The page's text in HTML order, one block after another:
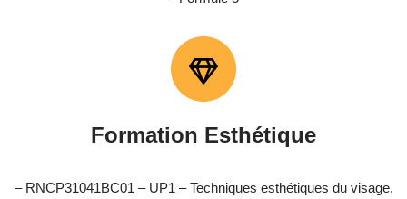
Formation Esthétique
– RNCP31041BC01 – UP1 – Techniques esthétiques du visage,